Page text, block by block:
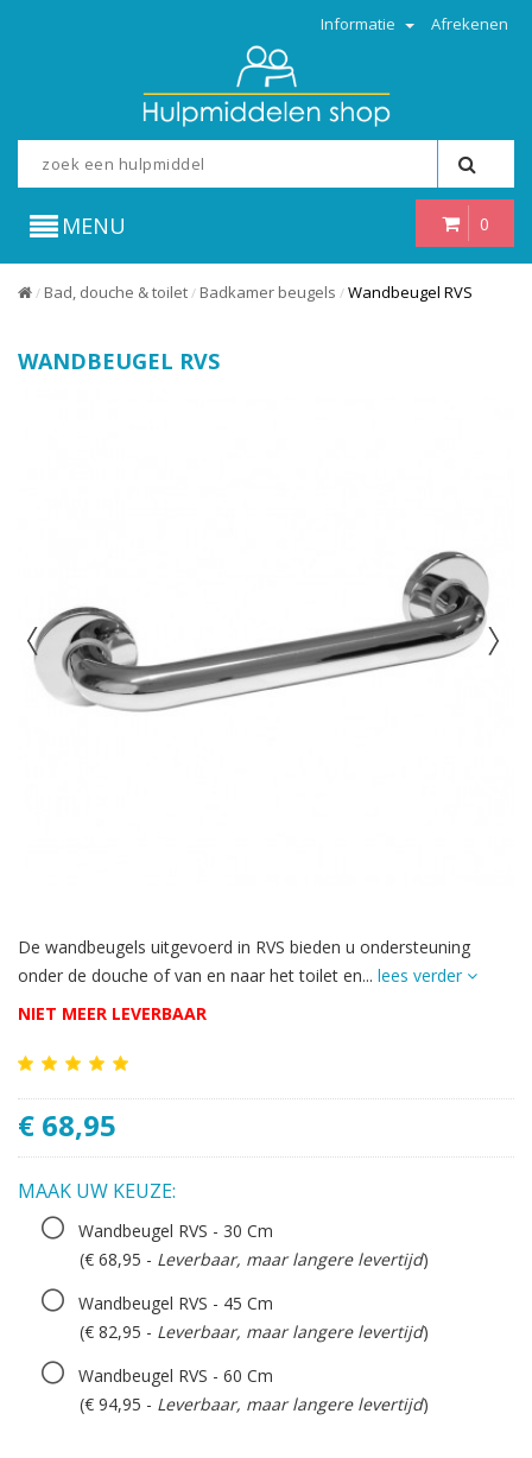
Informatie Afrekenen
0
MENU
/ Bad, douche & toilet / Badkamer beugels / Wandbeugel RVS
WANDBEUGEL RVS
De wandbeugels uitgevoerd in RVS bieden u ondersteuning
onder de douche of van en naar het toilet en... lees verder
NIET MEER LEVERBAAR
€ 68,95
MAAK UW KEUZE:
Wandbeugel RVS - 30 Cm
(€ 68,95 - Leverbaar, maar langere levertijd)
Wandbeugel RVS - 45 Cm
(€ 82,95 - Leverbaar, maar langere levertijd)
Wandbeugel RVS - 60 Cm
(€ 94,95 - Leverbaar, maar langere levertijd)